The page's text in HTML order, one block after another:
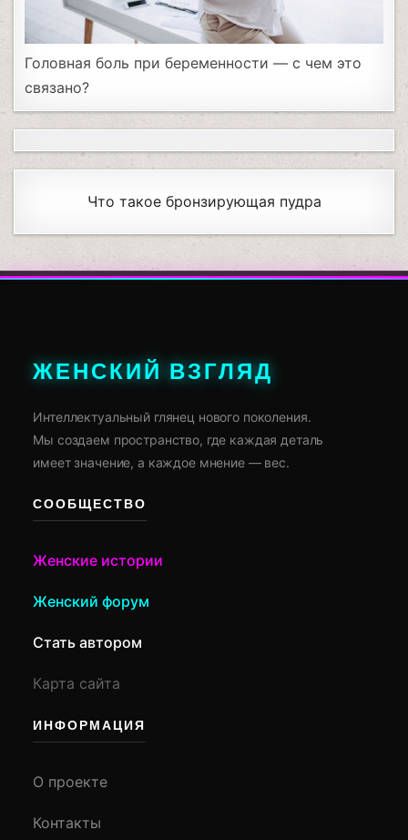
Головная боль при беременности — с чем это
связано?
Что такое бронзирующая пудра
ЖЕНСКИЙ ВЗГЛЯД
Интеллектуальный глянец нового поколения.
Мы создаем пространство, где каждая деталь
имеет значение, а каждое мнение — вес.
СООБЩЕСТВО
Женские истории
Женский форум
Стать автором
Карта сайта
ИНФОРМАЦИЯ
О проекте
Контакты